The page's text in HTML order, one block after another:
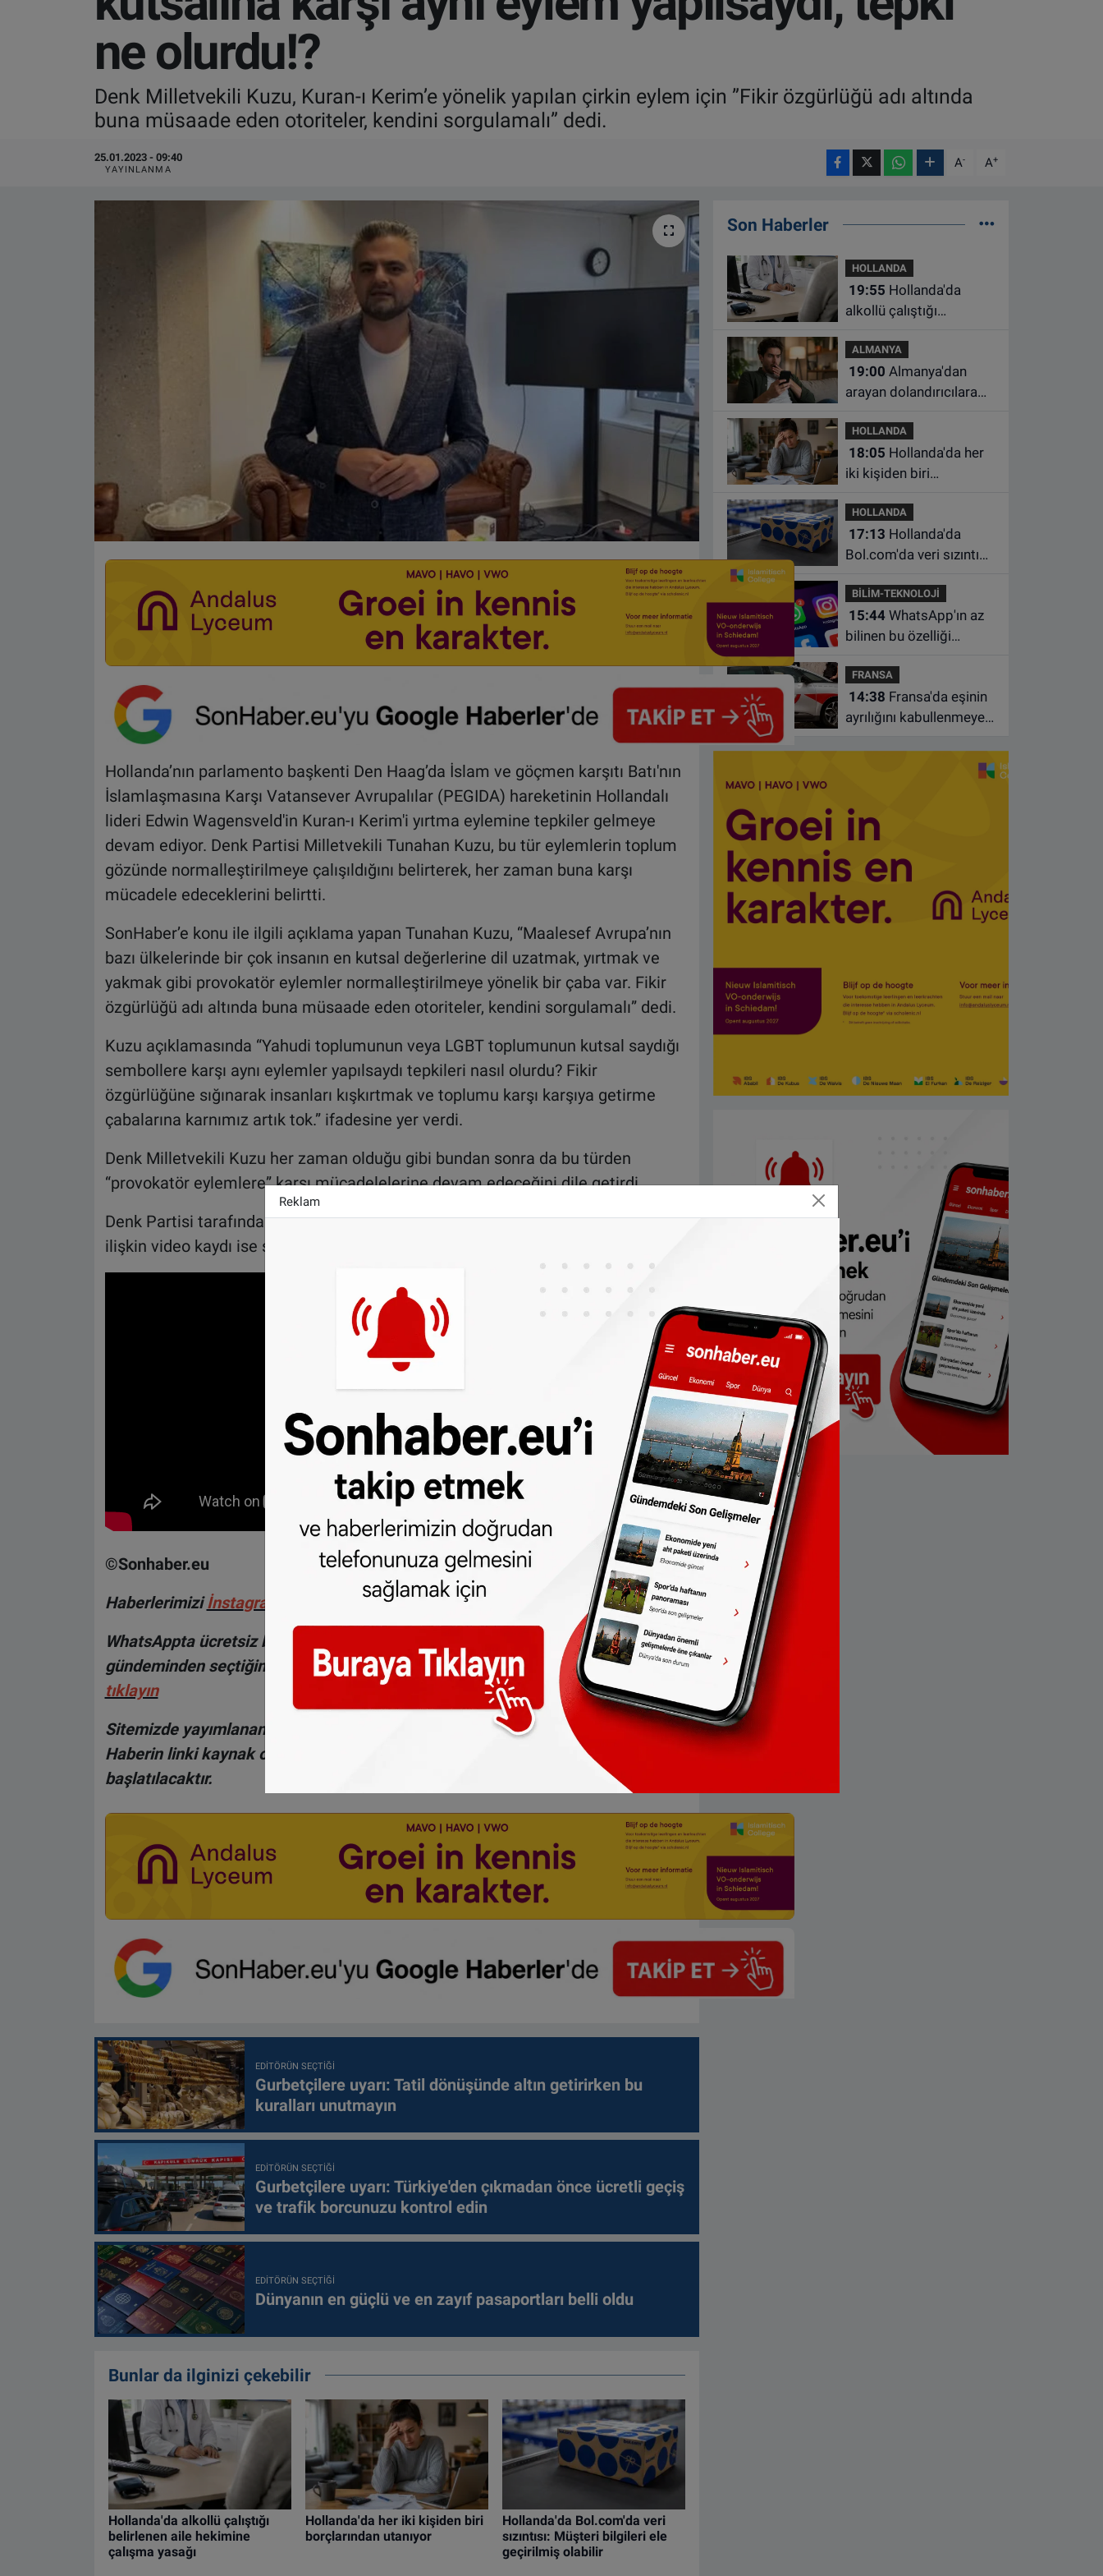
ne olurdu!?
Denk Milletvekili Kuzu, Kuran-ı Kerim’e yönelik yapılan çirkin eylem için ”Fikir özgürlüğü adı altında
buna müsaade eden otoriteler, kendini sorgulamalı” dedi.
25.01.2023 - 09:40
YAYINLANMA A- A+
Hollanda’nın parlamento başkenti Den Haag’da İslam ve göçmen karşıtı Batı'nın
İslamlaşmasına Karşı Vatansever Avrupalılar (PEGIDA) hareketinin Hollandalı
lideri Edwin Wagensveld'in Kuran-ı Kerim'i yırtma eylemine tepkiler gelmeye
devam ediyor. Denk Partisi Milletvekili Tunahan Kuzu, bu tür eylemlerin toplum
gözünde normalleştirilmeye çalışıldığını belirterek, her zaman buna karşı
mücadele edeceklerini belirtti.
SonHaber’e konu ile ilgili açıklama yapan Tunahan Kuzu, “Maalesef Avrupa’nın
bazı ülkelerinde bir çok insanın en kutsal değerlerine dil uzatmak, yırtmak ve
yakmak gibi provokatör eylemler normalleştirilmeye yönelik bir çaba var. Fikir
özgürlüğü adı altında buna müsaade eden otoriteler, kendini sorgulamalı” dedi.
Kuzu açıklamasında “Yahudi toplumunun veya LGBT toplumunun kutsal saydığı
sembollere karşı aynı eylemler yapılsaydı tepkileri nasıl olurdu? Fikir
özgürlüğüne sığınarak insanları kışkırtmak ve toplumu karşı karşıya getirme
çabalarına karnımız artık tok.” ifadesine yer verdi.
Denk Milletvekili Kuzu her zaman olduğu gibi bundan sonra da bu türden
“provokatör eylemlere” karşı mücadelelerine devam edeceğini dile getirdi.
Denk Partisi tarafından bugün basına gönderilen Tunahan Kuzu'nun konuya
ilişkin video kaydı ise şu şekilde:
©Sonhaber.eu
Haberlerimiziİnstagram hesabımızdan da takip edebilirsiniz.
WhatsAppta ücretsiz bültenimize abone olun, Hollanda ve diğer Avrupa ülkeleri
gündeminden seçtiğimiz haberler her gün telefonunuza gelsin! Abone olmak için
tıklayın
Sitemizde yayımlanan haberlerin her türlü hakkı
SONHABER.eu ’ya aittir.
Haberin linki kaynak olarak gösterilmeden alınan haberler için hukuki işlem
başlatılacaktır.
EDITÖRÜN SEÇTIĞI
Gurbetçilere uyarı: Tatil dönüşünde altın getirirken bu
kuralları unutmayın
EDITÖRÜN SEÇTIĞI
Gurbetçilere uyarı: Türkiye'den çıkmadan önce ücretli geçiş
ve trafik borcunuzu kontrol edin
EDITÖRÜN SEÇTIĞI
Dünyanın en güçlü ve en zayıf pasaportları belli oldu
Bunlar da ilginizi çekebilir
Hollanda'da alkollü çalıştığı
belirlenen aile hekimine
çalışma yasağı
Hollanda'da her iki kişiden biri
borçlarından utanıyor
Hollanda'da Bol.com'da veri
sızıntısı: Müşteri bilgileri ele
geçirilmiş olabilir
Son Haberler
HOLLANDA
19:55
alkollü çalıştığı
çalışma yasağı
ALMANYA
19:00
arayan dolandırıcılara
HOLLANDA
18:05
iki kişiden biri
HOLLANDA
17:13
Bol.com'da veri sızıntısı:
geçirilmiş olabilir
BİLİM-TEKNOLOJİ
15:44WhatsApp'ın az
bilinen bu özelliği
hale getiriyor
FRANSA
14:38
ayrılığını kabullenmeyen
ALGEMENE VOORWAARDEN
CONTACT
Çerez Politikası
Reklam